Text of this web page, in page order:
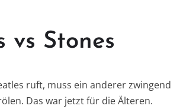
vs Stones
ruft, muss ein anderer zwingend
Das war jetzt für die Älteren.